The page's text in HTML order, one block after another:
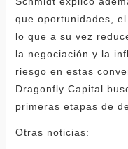
que oportunidades,
lo que a su vez
la negociación y la
riesgo en estas
Dragonfly Capital
primeras etapas de
Otras noticias: